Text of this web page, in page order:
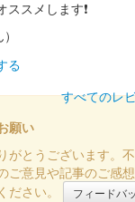
印
印
スメします❗
る
すべてのレ
願い
がとうございます。
ご意見や記事のご感
ださい。
フィードバ